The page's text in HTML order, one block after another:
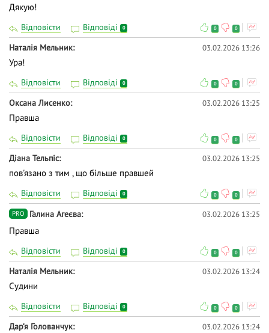
Дякую!
Відповісти Відповіді 0 0 0
Наталія Мельник 03.02.2026 13:26
Ура!
Відповісти Відповіді 0 0 0
Оксана Лисенко 03.02.2026 13:25
Правша
Відповісти Відповіді 0 0 0
Діана Тельпіс 03.02.2026 13:25
пов'язано з тим , що більше правшей
Відповісти Відповіді 0 0 0
PRO Галина Агеєва 03.02.2026 13:25
Правша
Відповісти Відповіді 0 0 0
Наталія Мельник 03.02.2026 13:24
Судини
Відповісти Відповіді 0 0 0
Дар‘я Голованчук 03.02.2026 13:24